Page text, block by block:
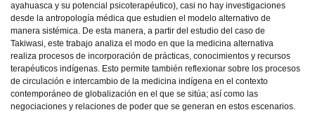
ayahuasca y su potencial psicoterapéutico), casi no hay investigaciones
desde la antropología médica que estudien el modelo alternativo de
manera sistémica. De esta manera, a partir del estudio del caso de
Takiwasi, este trabajo analiza el modo en que la medicina alternativa
realiza procesos de incorporación de prácticas, conocimientos y recursos
terapéuticos indígenas. Esto permite también reflexionar sobre los procesos
de circulación e intercambio de la medicina indígena en el contexto
contemporáneo de globalización en el que se sitúa; así como las
negociaciones y relaciones de poder que se generan en estos escenarios.